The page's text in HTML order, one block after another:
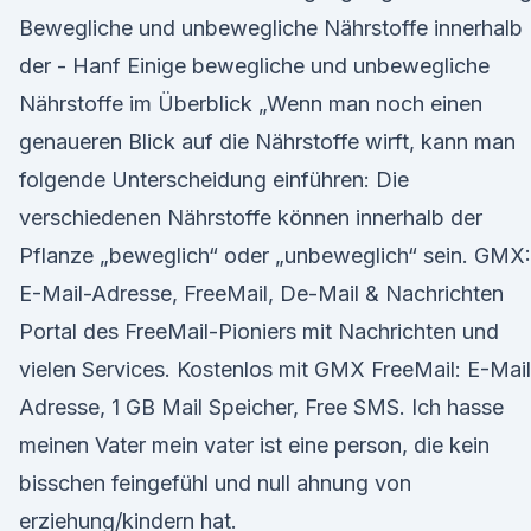
Bewegliche und unbewegliche Nährstoffe innerhalb
der - Hanf Einige bewegliche und unbewegliche
Nährstoffe im Überblick „Wenn man noch einen
genaueren Blick auf die Nährstoffe wirft, kann man
folgende Unterscheidung einführen: Die
verschiedenen Nährstoffe können innerhalb der
Pflanze „beweglich“ oder „unbeweglich“ sein. GMX:
E-Mail-Adresse, FreeMail, De-Mail & Nachrichten
Portal des FreeMail-Pioniers mit Nachrichten und
vielen Services. Kostenlos mit GMX FreeMail: E-
Adresse, 1 GB Mail Speicher, Free SMS. Ich hasse
meinen Vater mein vater ist eine person, die kein
bisschen feingefühl und null ahnung von
erziehung/kindern hat.